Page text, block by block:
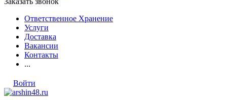
Ответственное Хранение
Услуги
Доставка
Вакансии
Контакты
...
Войти